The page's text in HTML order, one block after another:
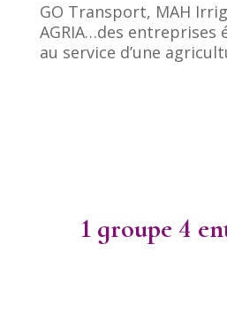
GO Transport, MAH
AGRIA…des entreprises
au service d’une
1 groupe 4